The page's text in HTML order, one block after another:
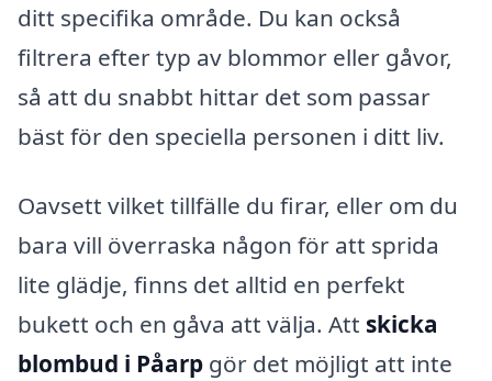
ditt specifika område. Du kan också
filtrera efter typ av blommor eller gåvor,
så att du snabbt hittar det som passar
bäst för den speciella personen i ditt liv.
Oavsett vilket tillfälle du firar, eller om du
bara vill överraska någon för att sprida
lite glädje, finns det alltid en perfekt
bukett och en gåva att välja. Att skicka
blombud i Påarp gör det möjligt att inte